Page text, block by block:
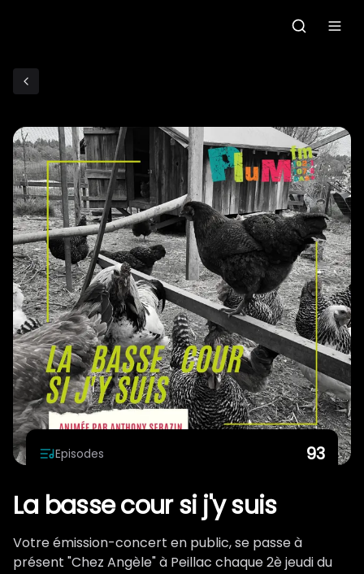
Accueil
Grille des programmes
Podcasts
Le gallo
Les ateliers radio
Faire un don
Qui on est ?
Episodes 93
La basse cour si j'y suis
Votre émission-concert en public, se passe à
présent "Chez Angèle" à Peillac chaque 2è jeudi du